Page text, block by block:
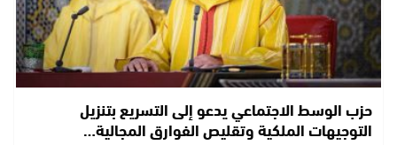
حزب الوسط الاجتماعي يدعو إلى التسريع بتنزيل
التوجيهات الملكية وتقليص الفوارق المجالية…